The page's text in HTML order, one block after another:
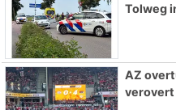
Tolweg
AZ
verovert